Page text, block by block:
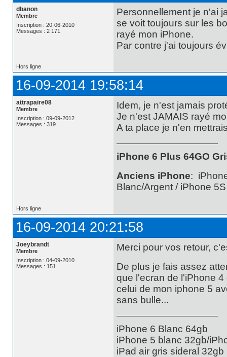
dbanon
Membre
Inscription : 20-06-2010
Messages : 2 171
Personnellement je n'ai
se voit toujours sur les
rayé mon iPhone.
Par contre j'ai toujours
Hors ligne
16-09-2014 19:58:14
attrapaire08
Membre
Inscription : 09-09-2012
Messages : 319
Idem, je n'est jamais
Je n'est JAMAIS rayé
A ta place je n'en
iPhone 6 Plus 64GO
Anciens iPhone:
Blanc/Argent / iPhone
Hors ligne
16-09-2014 20:21:58
Joeybrandt
Membre
Inscription : 04-09-2010
Messages : 151
Merci pour vos retour,
De plus je fais assez
que l'ecran de l'iPhone
celui de mon iphone 5
sans bulle...
iPhone 6 Blanc 64gb
iPhone 5 blanc 32gb/
iPad air gris sideral 32gb